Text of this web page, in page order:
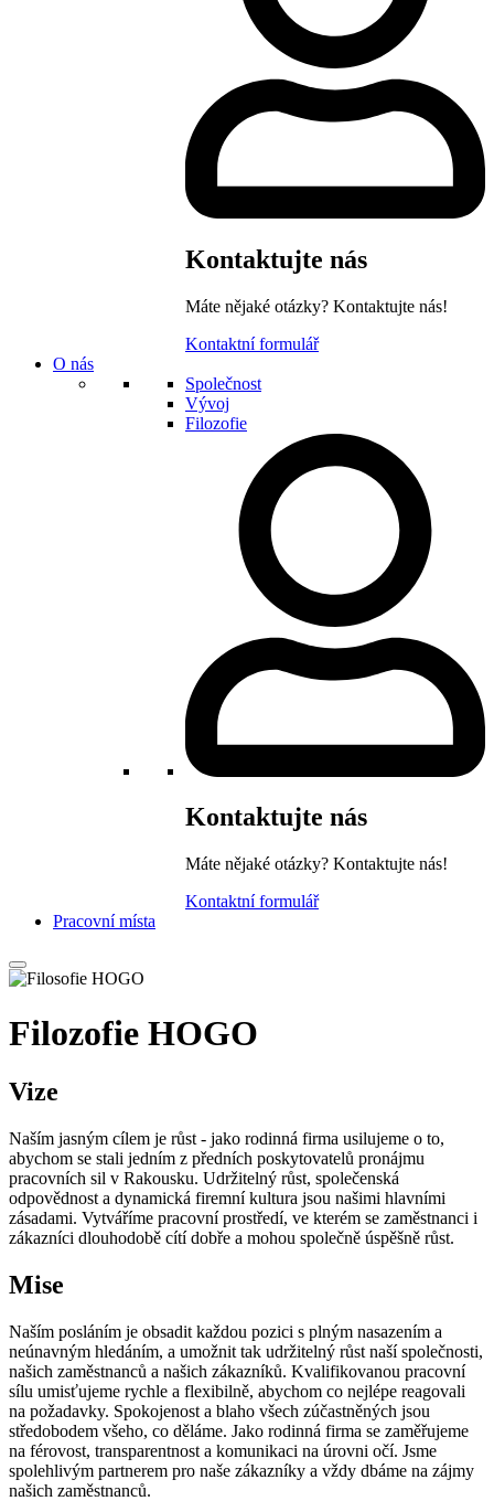
Kontaktujte nás
Máte nějaké otázky? Kontaktujte nás!
Kontaktní formulář
O nás
Společnost
Vývoj
Filozofie
Kontaktujte nás
Máte nějaké otázky? Kontaktujte nás!
Kontaktní formulář
Pracovní místa
Filozofie HOGO
Vize
Naším jasným cílem je růst - jako rodinná firma usilujeme o to,
abychom se stali jedním z předních poskytovatelů pronájmu
pracovních sil v Rakousku. Udržitelný růst, společenská
odpovědnost a dynamická firemní kultura jsou našimi hlavními
zásadami. Vytváříme pracovní prostředí, ve kterém se zaměstnanci i
zákazníci dlouhodobě cítí dobře a mohou společně úspěšně růst.
Mise
Naším posláním je obsadit každou pozici s plným nasazením a
neúnavným hledáním, a umožnit tak udržitelný růst naší společnosti,
našich zaměstnanců a našich zákazníků. Kvalifikovanou pracovní
sílu umisťujeme rychle a flexibilně, abychom co nejlépe reagovali
na požadavky. Spokojenost a blaho všech zúčastněných jsou
středobodem všeho, co děláme. Jako rodinná firma se zaměřujeme
na férovost, transparentnost a komunikaci na úrovni očí. Jsme
spolehlivým partnerem pro naše zákazníky a vždy dbáme na zájmy
našich zaměstnanců.